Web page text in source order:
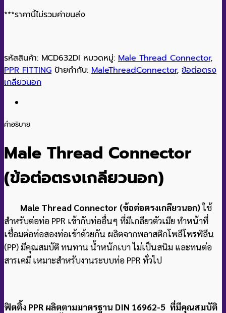
***ราคานี้ไม่รวมค่าขนส่ง
รหัสสินค้า: MCD632DI หมวดหมู่: Male Thread Connector,
PPR FITTING ป้ายกำกับ: MaleThreadConnector, ข้อต่อตรง
เกลียวนอก
คำอธิบาย
Male Thread Connector
(ข้อต่อตรงเกลียวนอก)
Male Thread Connector (ข้อต่อตรงเกลียวนอก)ใช้
สำหรับต่อท่อ PPR เข้ากับท่ออื่นๆ ที่มีเกลียวตัวเมีย ทำหน้าที่
เชื่อมต่อท่อสองท่อเข้าด้วยกัน ผลิตจากพลาสติกโพลีโพรพิลีน
(PP) มีคุณสมบัติ ทนทาน น้ำหนักเบา ไม่เป็นสนิม และทนต่อ
สารเคมี เหมาะสำหรับงานระบบท่อ PPR ทั่วไป
ฟิตติ้ง PPR ผลิตตามมาตรฐาน DIN 16962-5 ที่มีคุณสมบัติ